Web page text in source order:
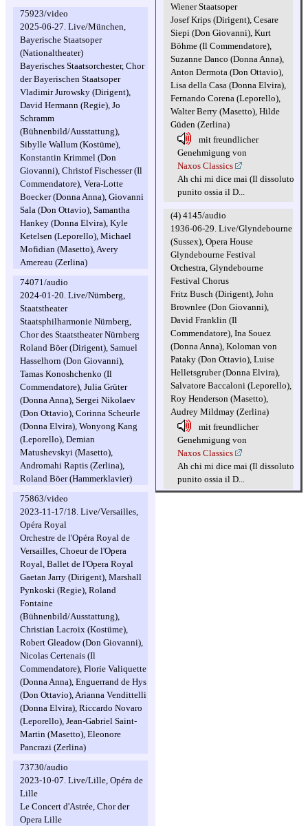
75923/video
2025-06-27. Live/München,
Bayerische Staatsoper
(Nationaltheater)
Bayerisches Staatsorchester, Chor
der Bayerischen Staatsoper
Vladimir Jurowsky (Dirigent),
David Hermann (Regie), Jo
Schramm
(Bühnenbild/Ausstattung),
Sibylle Wallum (Kostüme),
Konstantin Krimmel (Don
Giovanni), Christof Fischesser (Il
Commendatore), Vera-Lotte
Boecker (Donna Anna), Giovanni
Sala (Don Ottavio), Samantha
Hankey (Donna Elvira), Kyle
Ketelsen (Leporello), Michael
Mofidian (Masetto), Avery
Amereau (Zerlina)
74071/audio
2024-01-20. Live/Nürnberg,
Staatstheater
Staatsphilharmonie Nürnberg,
Chor des Staatstheater Nürnberg
Roland Böer (Dirigent), Samuel
Hasselhorn (Don Giovanni),
Tamas Konoshchenko (Il
Commendatore), Julia Grüter
(Donna Anna), Sergei Nikolaev
(Don Ottavio), Corinna Scheurle
(Donna Elvira), Wonyong Kang
(Leporello), Demian
Matushevskyi (Masetto),
Andromahi Raptis (Zerlina),
Roland Böer (Hammerklavier)
75863/video
2023-11-17/18. Live/Versailles,
Opéra Royal
Orchestre de l'Opéra Royal de
Versailles, Choeur de l'Opera
Royal, Ballet de l'Opera Royal
Gaetan Jarry (Dirigent), Marshall
Pynkoski (Regie), Roland
Fontaine
(Bühnenbild/Ausstattung),
Christian Lacroix (Kostüme),
Robert Gleadow (Don Giovanni),
Nicolas Certenais (Il
Commendatore), Florie Valiquette
(Donna Anna), Enguerrand de Hys
(Don Ottavio), Arianna Vendittelli
(Donna Elvira), Riccardo Novaro
(Leporello), Jean-Gabriel Saint-
Martin (Masetto), Eleonore
Pancrazi (Zerlina)
73730/audio
2023-10-07. Live/Lille, Opéra de
Lille
Le Concert d'Astrée, Chor der
Opera Lille
Wiener Staatsoper
Josef Krips (Dirigent), Cesare
Siepi (Don Giovanni), Kurt
Böhme (Il Commendatore),
Suzanne Danco (Donna Anna),
Anton Dermota (Don Ottavio),
Lisa della Casa (Donna Elvira),
Fernando Corena (Leporello),
Walter Berry (Masetto), Hilde
Güden (Zerlina)
mit freundlicher
Genehmigung von
Naxos Classics
Ah chi mi dice mai (Il dissoluto
punito ossia il D...
(4) 4145/audio
1936-06-29. Live/Glyndebourne
(Sussex), Opera House
Glyndebourne Festival
Orchestra, Glyndebourne
Festival Chorus
Fritz Busch (Dirigent), John
Brownlee (Don Giovanni),
David Franklin (Il
Commendatore), Ina Souez
(Donna Anna), Koloman von
Pataky (Don Ottavio), Luise
Helletsgruber (Donna Elvira),
Salvatore Baccaloni (Leporello),
Roy Henderson (Masetto),
Audrey Mildmay (Zerlina)
mit freundlicher
Genehmigung von
Naxos Classics
Ah chi mi dice mai (Il dissoluto
punito ossia il D...